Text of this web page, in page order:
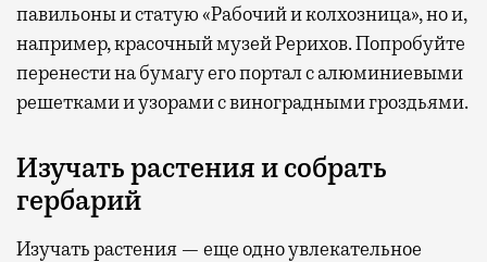
павильоны и статую «Рабочий и колхозница», но и,
например, красочный музей Рерихов. Попробуйте
перенести на бумагу его портал с алюминиевыми
решетками и узорами с виноградными гроздьями.
Изучать растения и собрать
гербарий
Изучать растения — еще одно увлекательное